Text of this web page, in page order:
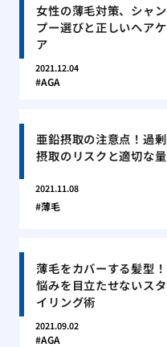
女性の薄毛対策、シャン
プー選びと正しいヘアケ
ア
2021.12.04
AGA
亜鉛摂取の注意点！過剰
摂取のリスクと適切な量
2021.11.08
薄毛
薄毛をカバーする髪型！
悩みを目立たせないスタ
イリング術
2021.09.02
AGA